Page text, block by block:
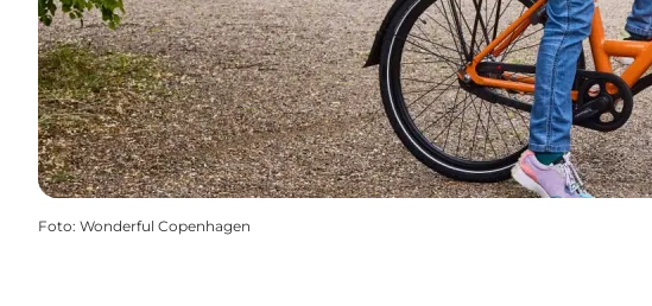
Foto: Wonderful Copenhagen